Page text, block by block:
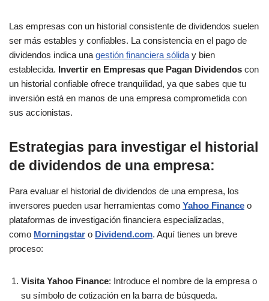
Las empresas con un historial consistente de dividendos suelen
ser más estables y confiables. La consistencia en el pago de
dividendos indica una gestión financiera sólida y bien
establecida. Invertir en Empresas que Pagan Dividendos con
un historial confiable ofrece tranquilidad, ya que sabes que tu
inversión está en manos de una empresa comprometida con
sus accionistas.
Estrategias para investigar el historial
de dividendos de una empresa:
Para evaluar el historial de dividendos de una empresa, los
inversores pueden usar herramientas como Yahoo Finance o
plataformas de investigación financiera especializadas,
como Morningstar o Dividend.com. Aquí tienes un breve
proceso:
Visita Yahoo Finance: Introduce el nombre de la empresa o
su símbolo de cotización en la barra de búsqueda.